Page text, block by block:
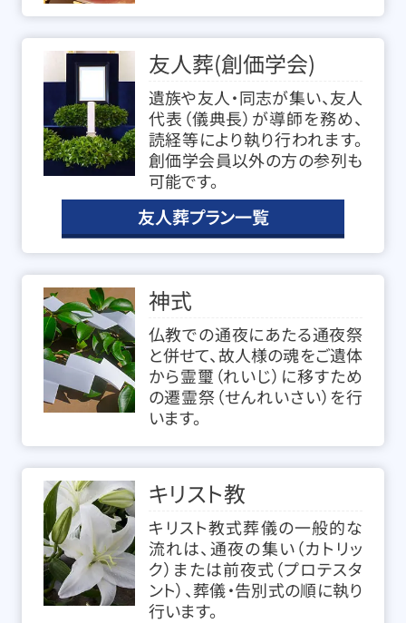
友人葬(創価学会)
遺族や友人・同志が集い、友人
代表（儀典長）が導師を務め、
読経等により執り行われます。
創価学会員以外の方の参列も
可能です。
友人葬プラン一覧
神式
仏教での通夜にあたる通夜祭
と併せて、故人様の魂をご遺体
から霊璽（れいじ）に移すため
の遷霊祭（せんれいさい）を行
います。
キリスト教
キリスト教式葬儀の一般的な
流れは、通夜の集い（カトリッ
ク）または前夜式（プロテスタ
ント）、葬儀・告別式の順に執り
行います。